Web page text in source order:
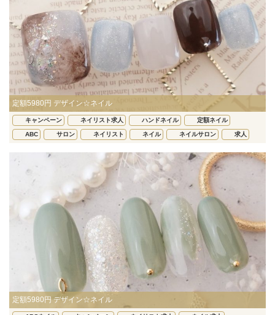
定額5980円 デザイン☆ネイル
キャンペーン ネイリスト求人 ハンドネイル 定額ネイル
ABC サロン ネイリスト ネイル ネイルサロン 求人
定額5980円 デザイン☆ネイル